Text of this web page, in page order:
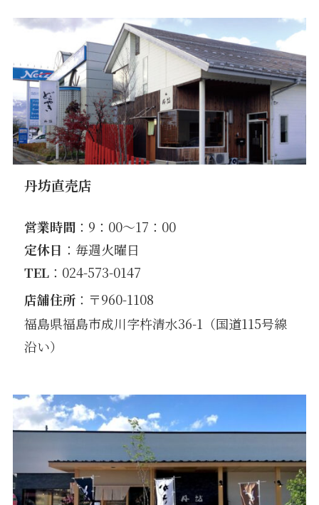
丹坊直売店
営業時間 ：9：00〜17：00
定休日 ：毎週火曜日
TEL ：024-573-0147
店舗住所 ：〒960-1108
福島県福島市成川字杵清水36-1（国道115号線
沿い）